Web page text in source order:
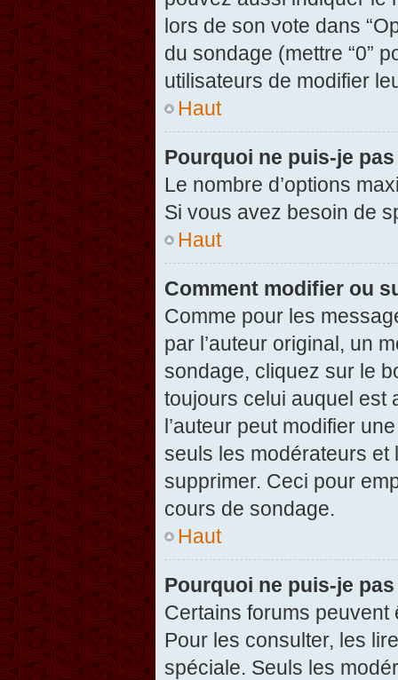
lors de son vote dans
du sondage (mettre “0”
utilisateurs de modifier
Haut
Pourquoi ne puis-je
Le nombre d’options
Si vous avez besoin de
Haut
Comment modifier ou
Comme pour les
par l’auteur original, un
sondage, cliquez sur le
toujours celui auquel est
l’auteur peut modifier
seuls les modérateurs et
supprimer. Ceci pour
cours de sondage.
Haut
Pourquoi ne puis-je
Certains forums
Pour les consulter, les
spéciale. Seuls les